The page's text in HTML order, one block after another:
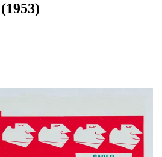
(1953)